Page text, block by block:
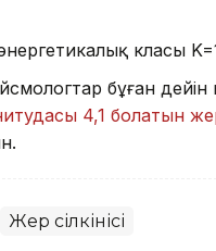
энергетикалық класы
бұған дейін
4,1 болатын жер
Жер сілкінісі